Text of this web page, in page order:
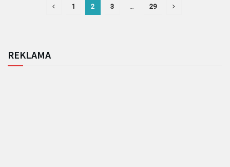
1 2 3 … 29
REKLAMA